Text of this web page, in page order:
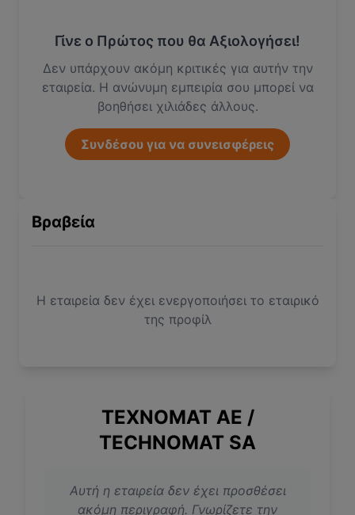
Γίνε ο Πρώτος που θα Αξιολογήσει!
Δεν υπάρχουν ακόμη κριτικές για αυτήν την
εταιρεία. Η ανώνυμη εμπειρία σου μπορεί να
βοηθήσει χιλιάδες άλλους.
Συνδέσου για να συνεισφέρεις
Βραβεία
Η εταιρεία δεν έχει ενεργοποιήσει το εταιρικό
της προφίλ
ΤΕΧΝΟΜΑΤ ΑΕ /
TECHNOMAT SA
Αυτή η εταιρεία δεν έχει προσθέσει
ακόμη περιγραφή. Γνωρίζετε την